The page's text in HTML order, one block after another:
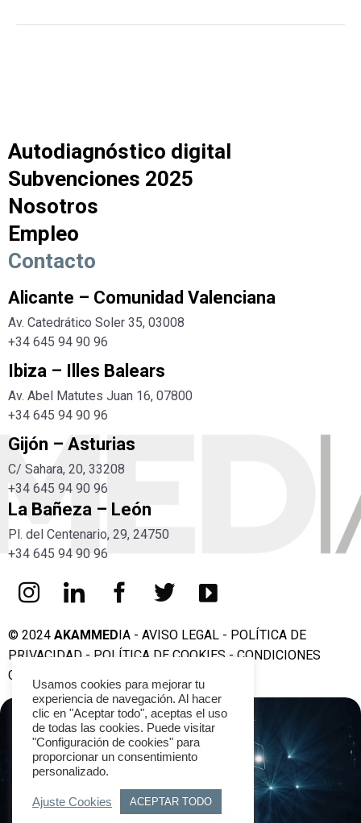
Autodiagnóstico digital
Subvenciones 2025
Nosotros
Empleo
Contacto
Alicante – Comunidad Valenciana
Av. Catedrático Soler 35, 03008
+34 645 94 90 96
Ibiza – Illes Balears
Av. Abel Matutes Juan 16, 07800
+34 645 94 90 96
Gijón – Asturias
C/ Sahara, 20, 33208
+34 645 94 90 96
La Bañeza – León
Pl. del Centenario, 29, 24750
+34 645 94 90 96
© 2024 AKAMMED IA - AVISO LEGAL - POLÍTICA DE
PRIVACIDAD - POLÍTICA DE COOKIES - CONDICIONES
GENERALES DE CONTRATACIÓN
AQUÍ EMPIEZA TU
TRANSFORMACIÓN
DIGITAL
Usamos cookies para mejorar tu
experiencia de navegación. Al hacer
clic en "Aceptar todo", aceptas el uso
de todas las cookies. Puede visitar
"Configuración de cookies" para
proporcionar un consentimiento
personalizado.
Ajuste Cookies ACEPTAR TODO